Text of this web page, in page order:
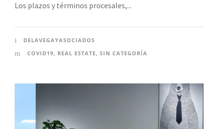
Los plazos y términos procesales,...
DELAVEGAYASOCIADOS
COVID19, REAL ESTATE, SIN CATEGORÍA